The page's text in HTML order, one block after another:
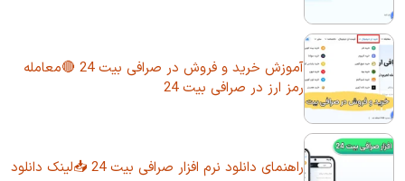
آموزش خرید و فروش در صرافی بیت 24 🔴معامله
رمز ارز در صرافی بیت 24
راهنمای دانلود نرم افزار صرافی بیت 24 📥لینک دانلود